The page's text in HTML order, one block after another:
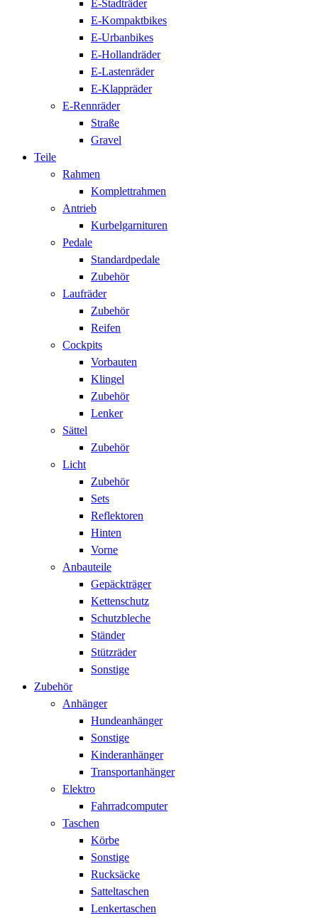
E-Stadträder
E-Kompaktbikes
E-Urbanbikes
E-Hollandräder
E-Lastenräder
E-Klappräder
E-Rennräder
Straße
Gravel
Teile
Rahmen
Komplettrahmen
Antrieb
Kurbelgarnituren
Pedale
Standardpedale
Zubehör
Laufräder
Zubehör
Reifen
Cockpits
Vorbauten
Klingel
Zubehör
Lenker
Sättel
Zubehör
Licht
Zubehör
Sets
Reflektoren
Hinten
Vorne
Anbauteile
Gepäckträger
Kettenschutz
Schutzbleche
Ständer
Stützräder
Sonstige
Zubehör
Anhänger
Hundeanhänger
Sonstige
Kinderanhänger
Transportanhänger
Elektro
Fahrradcomputer
Taschen
Körbe
Sonstige
Rucksäcke
Satteltaschen
Lenkertaschen